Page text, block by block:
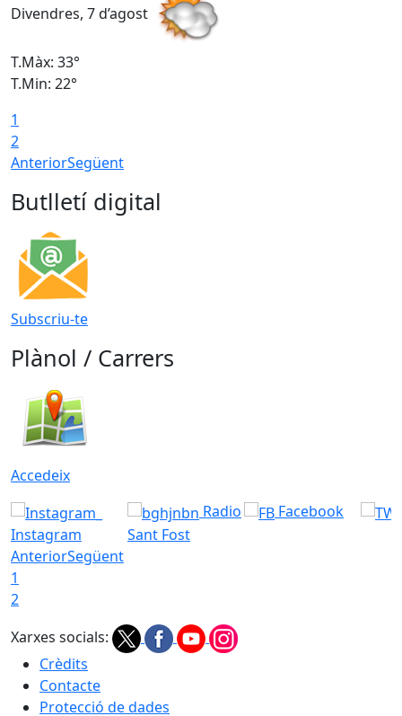
Divendres, 7 d’agost
T.Màx: 33°
T.Min: 22°
1
2
AnteriorSegüent
Butlletí digital
Subscriu-te
Plànol / Carrers
Accedeix
Instagram
Radio
Sant Fost
Facebook
AnteriorSegüent
1
2
Xarxes socials:
Crèdits
Contacte
Protecció de dades